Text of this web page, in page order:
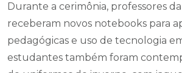
Durante a cerimônia, professores
receberam novos notebooks para
pedagógicas e uso de tecnologia
estudantes também foram